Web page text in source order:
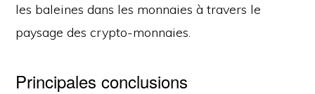
les baleines dans les monnaies à travers le
paysage des crypto-monnaies.
Principales conclusions